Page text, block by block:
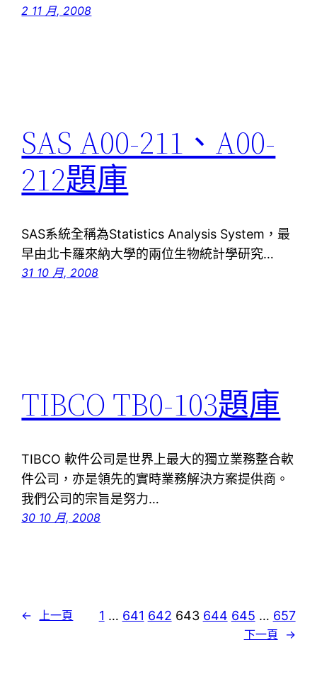
2 11 月, 2008
SAS A00-211、A00-
212題庫
SAS系統全稱為Statistics Analysis System，最
早由北卡羅來納大學的兩位生物統計學研究…
31 10 月, 2008
TIBCO TB0-103題庫
TIBCO 軟件公司是世界上最大的獨立業務整合軟
件公司，亦是領先的實時業務解決方案提供商。
我們公司的宗旨是努力…
30 10 月, 2008
← 上一頁 1 … 641 642 643 644 645 … 657
下一頁 →